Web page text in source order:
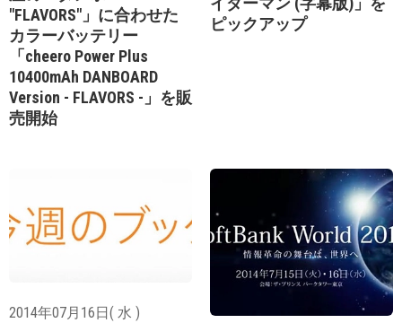
"FLAVORS"」に合わせた
カラーバッテリー
「cheero Power Plus
10400mAh DANBOARD
Version - FLAVORS -」を販
売開始
ピックアップ
2014年07月16日( 水 )